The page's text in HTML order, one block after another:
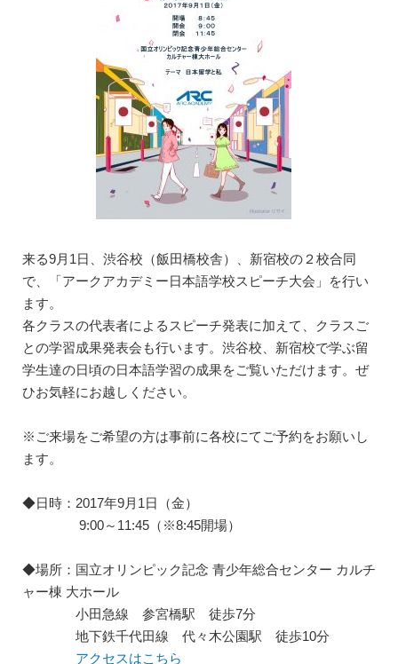
来る9月1日、渋谷校（飯田橋校舎）、新宿校の２校合同
で、「アークアカデミー日本語学校スピーチ大会」を行い
ます。
各クラスの代表者によるスピーチ発表に加えて、クラスご
との学習成果発表会も行います。渋谷校、新宿校で学ぶ留
学生達の日頃の日本語学習の成果をご覧いただけます。ぜ
ひお気軽にお越しください。
※ご来場をご希望の方は事前に各校にてご予約をお願いし
ます。
◆日時：2017年9月1日（金）
9:00～11:45（※8:45開場）
◆場所：国立オリンピック記念 青少年総合センター カルチ
ャー棟 大ホール
小田急線 参宮橋駅 徒歩7分
地下鉄千代田線 代々木公園駅 徒歩10分
アクセスはこちら